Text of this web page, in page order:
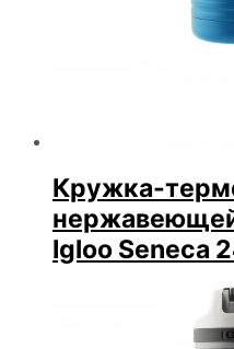
Кружка-
Igloo Seneca